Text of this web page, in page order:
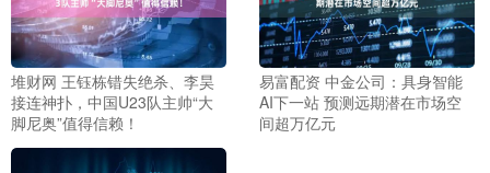
堆财网 王钰栋错失绝杀、李昊
接连神扑，中国U23队主帅“大
脚尼奥”值得信赖！
易富配资 中金公司：具身智能
AI下一站 预测远期潜在市场空
间超万亿元